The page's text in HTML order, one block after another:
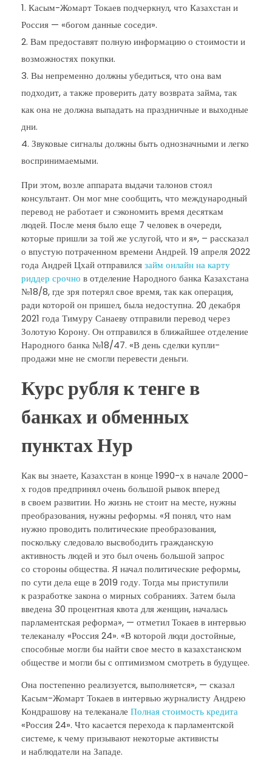
Касым-Жомарт Токаев подчеркнул, что Казахстан и
Россия — «богом данные соседи».
Вам предоставят полную информацию о стоимости и
возможностях покупки.
Вы непременно должны убедиться, что она вам
подходит, а также проверить дату возврата займа, так
как она не должна выпадать на праздничные и выходные
дни.
Звуковые сигналы должны быть однозначными и легко
воспринимаемыми.
При этом, возле аппарата выдачи талонов стоял
консультант. Он мог мне сообщить, что международный
перевод не работает и сэкономить время десяткам
людей. После меня было еще 7 человек в очереди,
которые пришли за той же услугой, что и я», – рассказал
о впустую потраченном времени Андрей. 19 апреля 2022
года Андрей Цхай отправилсязайм онлайн на карту
риддер срочно в отделение Народного банка Казахстана
№18/8, где зря потерял свое время, так как операция,
ради которой он пришел, была недоступна. 20 декабря
2021 года Тимуру Санаеву отправили перевод через
Золотую Корону. Он отправился в ближайшее отделение
Народного банка №18/47. «В день сделки купли-
продажи мне не смогли перевести деньги.
Курс рубля к тенге в
банках и обменных
пунктах Нур
Как вы знаете, Казахстан в конце 1990-х в начале 2000-
х годов предпринял очень большой рывок вперед
в своем развитии. Но жизнь не стоит на месте, нужны
преобразования, нужны реформы. «Я понял, что нам
нужно проводить политические преобразования,
поскольку следовало высвободить гражданскую
активность людей и это был очень большой запрос
со стороны общества. Я начал политические реформы,
по сути дела еще в 2019 году. Тогда мы приступили
к разработке закона о мирных собраниях. Затем была
введена 30 процентная квота для женщин, началась
парламентская реформа», — отметил Токаев в интервью
телеканалу «Россия 24». «В которой люди достойные,
способные могли бы найти свое место в казахстанском
обществе и могли бы с оптимизмом смотреть в будущее.
Она постепенно реализуется, выполняется», — сказал
Касым-Жомарт Токаев в интервью журналисту Андрею
Кондрашову на телеканале Полная стоимость кредита
«Россия 24». Что касается перехода к парламентской
системе, к чему призывают некоторые активисты
и наблюдатели на Западе.